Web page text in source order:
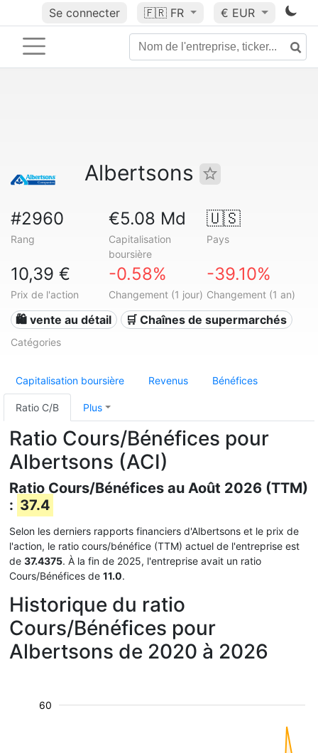
Se connecter 🇫🇷 FR € EUR
Albertsons
#2960
Rang
€5.08 Md
Capitalisation
boursière
🇺🇸
Pays
10,39 €
Prix de l'action
-0.58%
Changement (1 jour)
-39.10%
Changement (1 an)
🛍️ vente au détail 🛒 Chaînes de supermarchés
Catégories
Capitalisation boursière Revenus Bénéfices
Ratio C/B Plus
Ratio Cours/Bénéfices pour
Albertsons (ACI)
Ratio Cours/Bénéfices au Août 2026 (TTM)
: 37.4
Selon les derniers rapports financiers d'Albertsons et le prix de
l'action, le ratio cours/bénéfice (TTM) actuel de l'entreprise est
de 37.4375. À la fin de 2025, l'entreprise avait un ratio
Cours/Bénéfices de 11.0.
Historique du ratio
Cours/Bénéfices pour
Albertsons de 2020 à 2026
60